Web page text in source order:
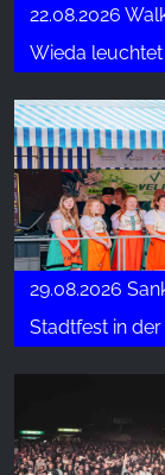
22.08.2026
Wieda leuchtet
29.08.2026
Stadtfest in der